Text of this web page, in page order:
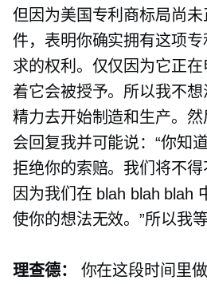
但因为美国专利商标局尚
件，表明你确实拥有这项
求的权利。仅仅因为它正
着它会被授予。所以我不
精力去开始制造和生产。
会回复我并可能说：“你知
拒绝你的索赔。我们将不得
因为我们在 blah blah blah
使你的想法无效。”所以我等
理查德：
你在这段时间里